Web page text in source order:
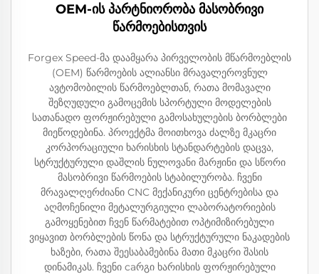
OEM-ის პარტნიორობა მასობრივი
წარმოებისთვის
Forgex Speed-მა დაამყარა პირველობის მწარმოებლის
(OEM) წარმოების ალიანსი მრავალეროვნულ
ავტომობილის წარმოებლთან, რათა მომავალი
შეზღუდული გამოცემის სპორტული მოდელების
სათანადო ფორჟირებული გამოსახულების ბორბლები
მიეწოდებინა. პროექტმა მოითხოვა ძალზე მკაცრი
კორპორაციული ხარისხის სტანდარტების დაცვა,
სტრუქტურული დაშლის ნულოვანი მარჟინი და სწორი
მასობრივი წარმოების სტაბილურობა. ჩვენი
მრავალღერძიანი CNC მექანიკური ცენტრებისა და
აღმოჩენილი მეტალურგიული ლაბორატორიების
გამოყენებით ჩვენ წარმატებით ოპტიმიზირებული
ვიყავით ბორბლების წონა და სტრუქტურული ნაკადების
ხაზები, რათა შეესაბამებინა მათი მკაცრი შასის
დინამიკას. ჩვენი caრგი ხარისხის ფორჟირებული